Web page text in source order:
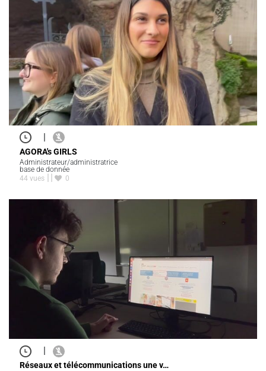
|
AGORA's GIRLS
Administrateur/administratrice
base de donnée
44 vues
0
|
Réseaux et télécommunications une v…